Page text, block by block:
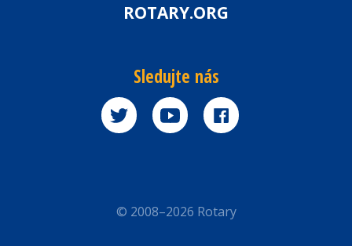
ROTARY.ORG
Sledujte nás
© 2008–2026 Rotary